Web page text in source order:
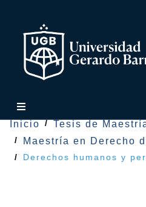
Inicio
Tesis de
Maestría en Derecho
Derechos humanos y